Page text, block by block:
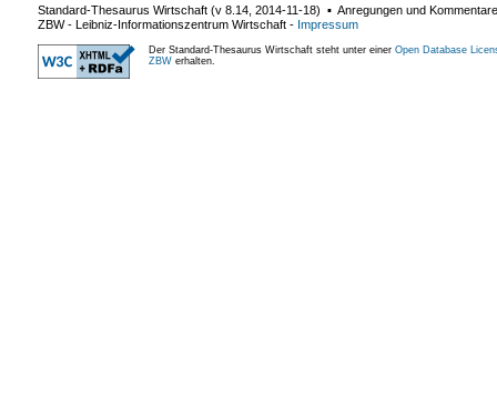
Standard-Thesaurus Wirtschaft (v 8.14 2014-11-18) ▪ Anregungen und
ZBW - Leibniz-Informationszentrum Wirtschaft - Impressum
Der Standard-Thesaurus Wirtschaft steht unter einer Open Database
ZBW erhalten.